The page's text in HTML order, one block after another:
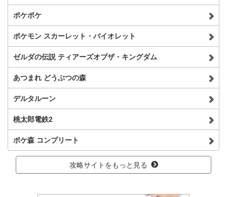
ポケポケ
ポケモン スカーレット・バイオレット
ゼルダの伝説 ティアーズオブザ・キングダム
あつまれ どうぶつの森
デルタルーン
桃太郎電鉄2
ポケ森 コンプリート
攻略サイトをもっと見る